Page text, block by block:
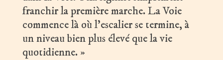
franchir la première marche. La Voie
commence là où l’escalier se termine, à
un niveau bien plus élevé que la vie
quotidienne. »